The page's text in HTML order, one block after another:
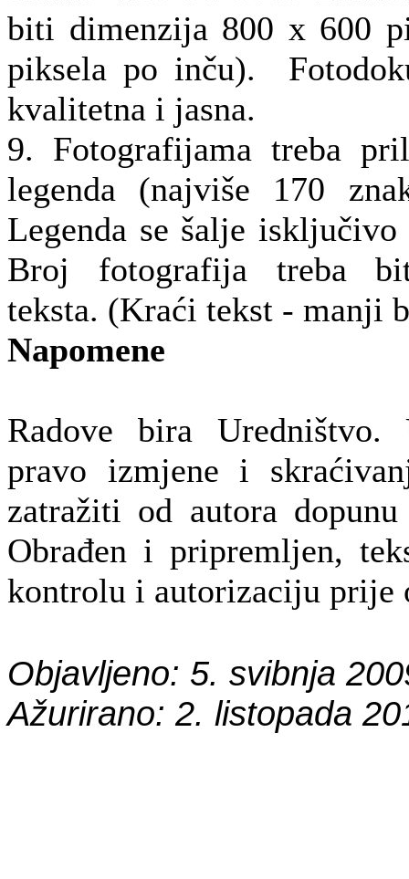
biti dimenzija 800 x 600
piksela po inču).
kvalitetna i jasna.
9. Fotografijama treba
legenda (najviše 170
Legenda se šalje
Broj fotografija treba
teksta. (Kraći tekst - manji
Napomene
Radove bira Uredništvo.
pravo izmjene i
zatražiti od autora
Obrađen i pripremljen,
kontrolu i autorizaciju prije
Objavljeno: 5. svibnja
Ažurirano: 2. listopada